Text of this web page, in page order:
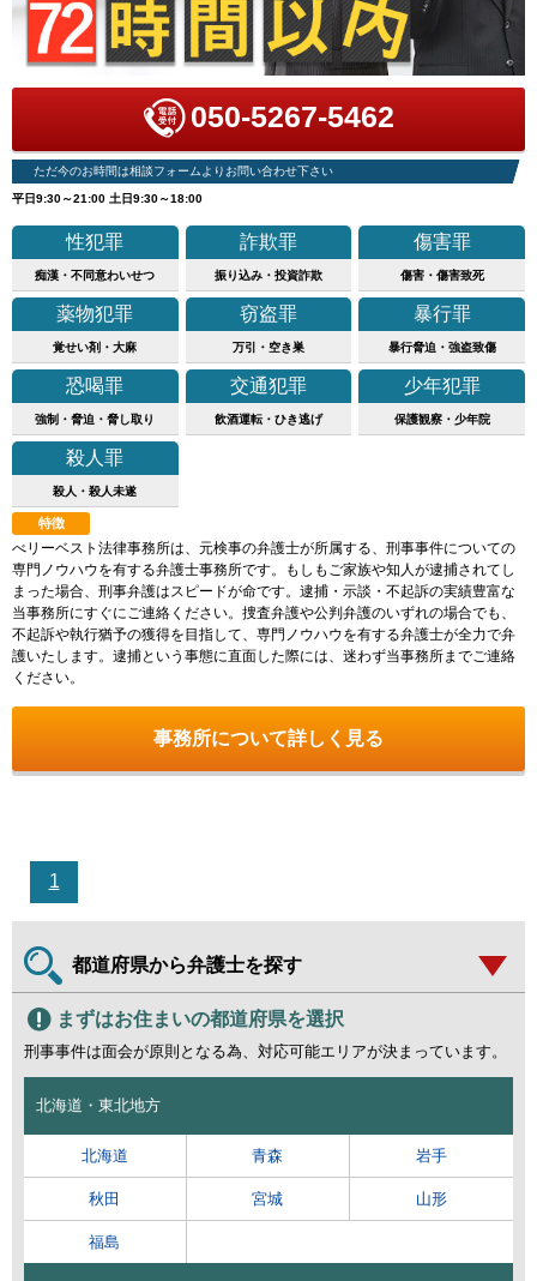
050-5267-5462
ただ今のお時間は相談フォームよりお問い合わせ下さい
平日9:30～21:00 土日9:30～18:00
性犯罪
痴漢・不同意わいせつ
詐欺罪
振り込み・投資詐欺
傷害罪
傷害・傷害致死
薬物犯罪
覚せい剤・大麻
窃盗罪
万引・空き巣
暴行罪
暴行脅迫・強盗致傷
恐喝罪
強制・脅迫・脅し取り
交通犯罪
飲酒運転・ひき逃げ
少年犯罪
保護観察・少年院
殺人罪
殺人・殺人未遂
特徴
べリーベスト法律事務所は、元検事の弁護士が所属する、刑事事件についての
専門ノウハウを有する弁護士事務所です。もしもご家族や知人が逮捕されてし
まった場合、刑事弁護はスピードが命です。逮捕・示談・不起訴の実績豊富な
当事務所にすぐにご連絡ください。捜査弁護や公判弁護のいずれの場合でも、
不起訴や執行猶予の獲得を目指して、専門ノウハウを有する弁護士が全力で弁
護いたします。逮捕という事態に直面した際には、迷わず当事務所までご連絡
ください。
事務所について詳しく見る
1
都道府県から弁護士を探す
まずはお住まいの都道府県を選択
刑事事件は面会が原則となる為、対応可能エリアが決まっています。
北海道・東北地方
北海道 青森 岩手
秋田 宮城 山形
福島